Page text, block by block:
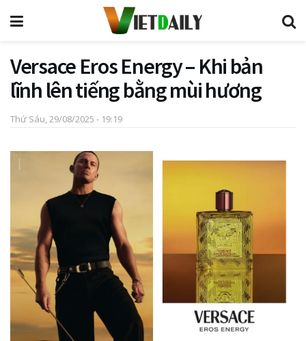
Versace Eros Energy – Khi bản
lĩnh lên tiếng bằng mùi hương
Thứ Sáu, 29/08/2025 - 19:19